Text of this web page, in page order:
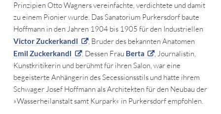
Prinzipien Otto Wagners vereinfachte, verdichtete und damit
zu einem Pionier wurde. Das Sanatorium Purkersdorf baute
Hoffmann in den Jahren 1904 bis 1905 für den Industriellen
Victor Zuckerkandl , Bruder des bekannten Anatomen
Emil Zuckerkandl . Dessen Frau Berta
, Journalistin,
Kunstkritikerin und berühmt für ihren Salon, war eine
begeisterte Anhängerin des Secessionsstils und hatte ihrem
Schwager Josef Hoffmann als Architekten für den Neubau der
»Wasserheilanstalt samt Kurpark« in Purkersdorf empfohlen.